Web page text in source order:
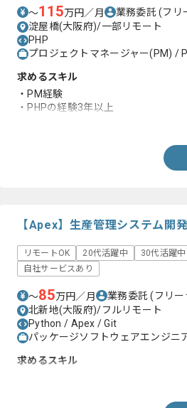
〜115万円／月 業務委託(フリ
淀屋橋(大阪府)/一部リモート
PHP
プロジェクトマネージャー(PM) /
求めるスキル
・PM経験
・PHPの経験3年以上
【Apex】生産管理システム
リモートOK 20代活躍中 30代活躍中
自社サービスあり
〜85万円／月 業務委託(フリー
北新地(大阪府)/フルリモート
Python / Apex / Git
パッケージソフトウェアエンジニ
求めるスキル